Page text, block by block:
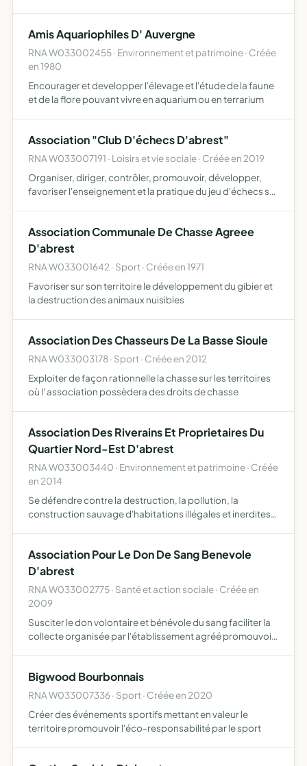
Amis Aquariophiles D' Auvergne
RNA W033002455 · Environnement et patrimoine · Créée
en 1980
Encourager et developper l'élevage et l'étude de la faune
et de la flore pouvant vivre en aquarium ou en terrarium
Association "Club D'échecs D'abrest"
RNA W033007191 · Loisirs et vie sociale · Créée en 2019
Organiser, diriger, contrôler, promouvoir, développer,
favoriser l'enseignement et la pratique du jeu d'échecs sur
Association Communale De Chasse Agreee
D'abrest
RNA W033001642 · Sport · Créée en 1971
Favoriser sur son territoire le développement du gibier et
la destruction des animaux nuisibles
Association Des Chasseurs De La Basse Sioule
RNA W033003178 · Sport · Créée en 2012
Exploiter de façon rationnelle la chasse sur les territoires
où l' association possèdera des droits de chasse
Association Des Riverains Et Proprietaires Du
Quartier Nord-Est D'abrest
RNA W033003440 · Environnement et patrimoine · Créée
en 2014
Se défendre contre la destruction, la pollution, la
construction sauvage d'habitations illégales et inerdites
la zo…
Association Pour Le Don De Sang Benevole
D'abrest
RNA W033002775 · Santé et action sociale · Créée en
2009
Susciter le don volontaire et bénévole du sang faciliter la
collecte organisée par l'établissement agréé promouvoir
Bigwood Bourbonnais
RNA W033007336 · Sport · Créée en 2020
Créer des événements sportifs mettant en valeur le
territoire promouvoir l'éco-responsabilité par le sport